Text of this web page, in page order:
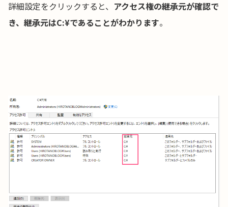
詳細設定をクリックすると、 アクセス権の継承元が確認で
き、継承元はC:¥であることがわかります。